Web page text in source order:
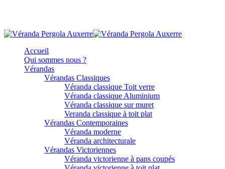
Accueil
Qui sommes nous ?
Vérandas
Vérandas Classiques
Véranda classique Toit verre
Véranda classique Aluminium
Véranda classique sur muret
Veranda classique à toit plat
Vérandas Contemporaines
Véranda moderne
Véranda architecturale
Vérandas Victoriennes
Véranda victorienne à pans coupés